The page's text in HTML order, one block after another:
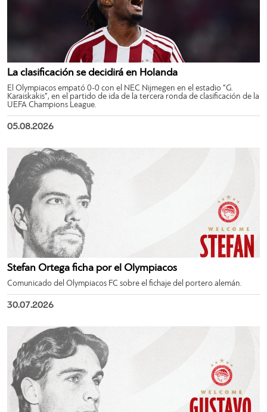
La clasificación se decidirá en Holanda
El Olympiacos empató 0-0 con el NEC Nijmegen en el estadio “G.
Karaiskakis”, en el partido de ida de la tercera ronda de clasificación de la
UEFA Champions League.
05.08.2026
Stefan Ortega ficha por el Olympiacos
Comunicado del Olympiacos FC sobre el fichaje del portero alemán.
30.07.2026